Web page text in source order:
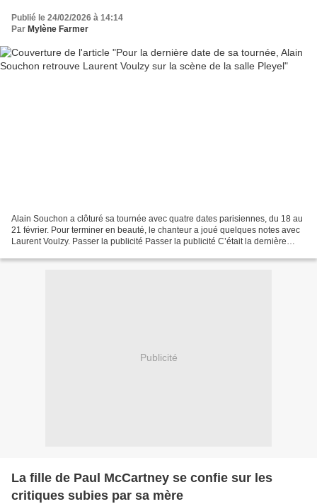
Publié le 24/02/2026 à 14:14
Par Mylène Farmer
Alain Souchon a clôturé sa tournée avec quatre dates parisiennes, du 18 au
21 février. Pour terminer en beauté, le chanteur a joué quelques notes avec
Laurent Voulzy. Passer la publicité Passer la publicité C’était la dernière
Publicité
La fille de Paul McCartney se confie sur les
critiques subies par sa mère